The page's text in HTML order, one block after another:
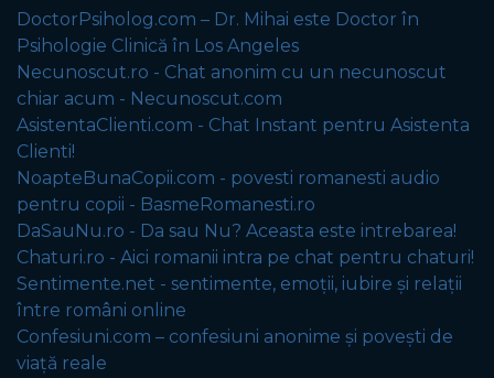
DoctorPsiholog.com – Dr. Mihai este Doctor în
Psihologie Clinică în Los Angeles
Necunoscut.ro - Chat anonim cu un necunoscut
chiar acum - Necunoscut.com
AsistentaClienti.com - Chat Instant pentru Asistenta
Clienti!
NoapteBunaCopii.com - povesti romanesti audio
pentru copii - BasmeRomanesti.ro
DaSauNu.ro - Da sau Nu? Aceasta este intrebarea!
Chaturi.ro - Aici romanii intra pe chat pentru chaturi!
Sentimente.net - sentimente, emoții, iubire și relații
între români online
Confesiuni.com – confesiuni anonime și povești de
viață reale